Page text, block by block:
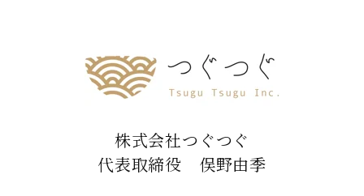
株式会社つぐつぐ
代表取締役 俣野由季